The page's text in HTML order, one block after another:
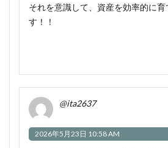
それを意識して、資産を効率的に育
す！！
@ita2637
2026年5月23日 10:58 AM